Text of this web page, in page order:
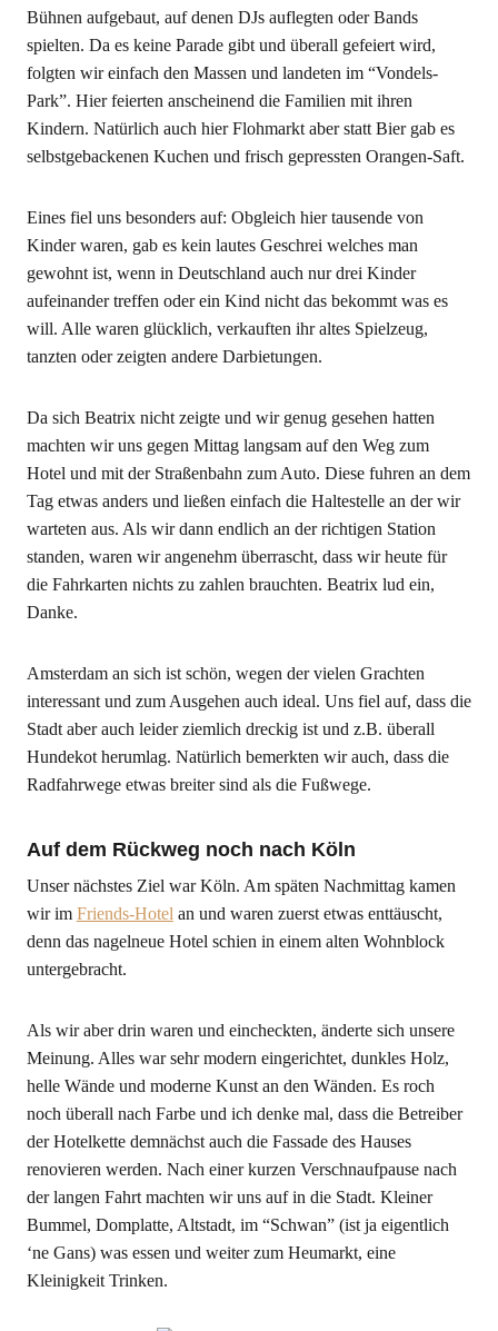
Bühnen aufgebaut, auf denen DJs auflegten oder Bands
spielten. Da es keine Parade gibt und überall gefeiert wird,
folgten wir einfach den Massen und landeten im “Vondels-
Park”. Hier feierten anscheinend die Familien mit ihren
Kindern. Natürlich auch hier Flohmarkt aber statt Bier gab es
selbstgebackenen Kuchen und frisch gepressten Orangen-Saft.
Eines fiel uns besonders auf: Obgleich hier tausende von
Kinder waren, gab es kein lautes Geschrei welches man
gewohnt ist, wenn in Deutschland auch nur drei Kinder
aufeinander treffen oder ein Kind nicht das bekommt was es
will. Alle waren glücklich, verkauften ihr altes Spielzeug,
tanzten oder zeigten andere Darbietungen.
Da sich Beatrix nicht zeigte und wir genug gesehen hatten
machten wir uns gegen Mittag langsam auf den Weg zum
Hotel und mit der Straßenbahn zum Auto. Diese fuhren an dem
Tag etwas anders und ließen einfach die Haltestelle an der wir
warteten aus. Als wir dann endlich an der richtigen Station
standen, waren wir angenehm überrascht, dass wir heute für
die Fahrkarten nichts zu zahlen brauchten. Beatrix lud ein,
Danke.
Amsterdam an sich ist schön, wegen der vielen Grachten
interessant und zum Ausgehen auch ideal. Uns fiel auf, dass die
Stadt aber auch leider ziemlich dreckig ist und z.B. überall
Hundekot herumlag. Natürlich bemerkten wir auch, dass die
Radfahrwege etwas breiter sind als die Fußwege.
Auf dem Rückweg noch nach Köln
Unser nächstes Ziel war Köln. Am späten Nachmittag kamen
wir im Friends-Hotel an und waren zuerst etwas enttäuscht,
denn das nagelneue Hotel schien in einem alten Wohnblock
untergebracht.
Als wir aber drin waren und eincheckten, änderte sich unsere
Meinung. Alles war sehr modern eingerichtet, dunkles Holz,
helle Wände und moderne Kunst an den Wänden. Es roch
noch überall nach Farbe und ich denke mal, dass die Betreiber
der Hotelkette demnächst auch die Fassade des Hauses
renovieren werden. Nach einer kurzen Verschnaufpause nach
der langen Fahrt machten wir uns auf in die Stadt. Kleiner
Bummel, Domplatte, Altstadt, im “Schwan” (ist ja eigentlich
‘ne Gans) was essen und weiter zum Heumarkt, eine
Kleinigkeit Trinken.